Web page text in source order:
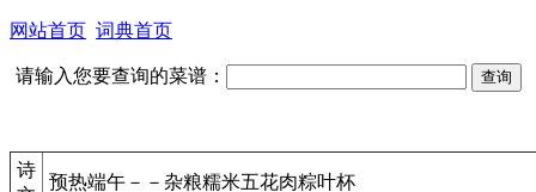
网站首页 词典首页
请输入您要查询的菜谱：
诗
预热端午－－杂粮糯米五花肉粽叶杯